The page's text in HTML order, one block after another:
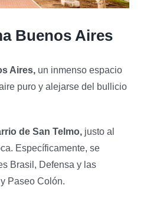
Buenos Aires
Aires, un inmenso espacio
puro y alejarse del bullicio
de San Telmo, justo al
Específicamente, se
Brasil, Defensa y las
Paseo Colón.